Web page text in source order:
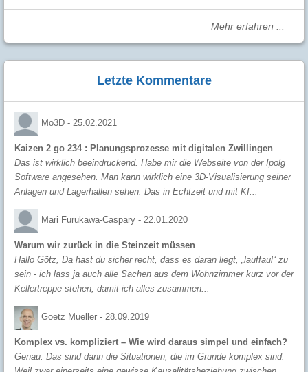
Mehr erfahren ...
Letzte Kommentare
Mo3D - 25.02.2021
Kaizen 2 go 234 : Planungsprozesse mit digitalen Zwillingen
Das ist wirklich beeindruckend. Habe mir die Webseite von der Ipolg
Software angesehen. Man kann wirklich eine 3D-Visualisierung seiner
Anlagen und Lagerhallen sehen. Das in Echtzeit und mit KI...
Mari Furukawa-Caspary - 22.01.2020
Warum wir zurück in die Steinzeit müssen
Hallo Götz, Da hast du sicher recht, dass es daran liegt, „lauffaul“ zu
sein - ich lass ja auch alle Sachen aus dem Wohnzimmer kurz vor der
Kellertreppe stehen, damit ich alles zusammen...
Goetz Mueller - 28.09.2019
Komplex vs. kompliziert – Wie wird daraus simpel und einfach?
Genau. Das sind dann die Situationen, die im Grunde komplex sind.